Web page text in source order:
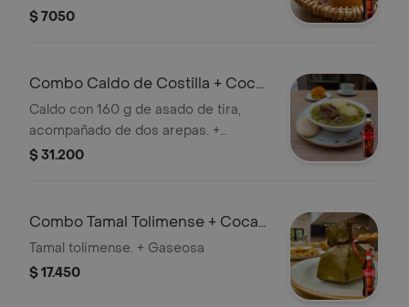
$ 7050
Combo Caldo de Costilla + Coca
Cola Sin Azúcar 300ml
Caldo con 160 g de asado de tira,
acompañado de dos arepas. +
gaseosa
$ 31.200
Combo Tamal Tolimense + Coca
Cola Original 300ml
Tamal tolimense. + Gaseosa
$ 17.450